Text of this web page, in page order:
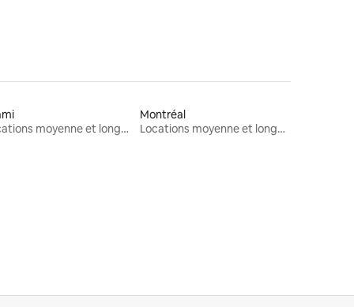
Locations moyenne et longue durée
Montréal
Locations moyenne et longue durée